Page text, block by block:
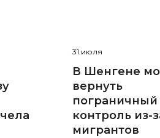
31 июля
В Шенгене
вернуть
пограничный
контроль из-
мигрантов